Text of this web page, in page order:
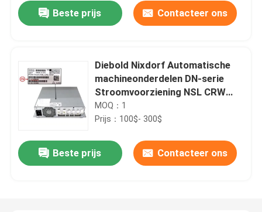
Producten
Ongeveer ons
Beste prijs Contacteer ons
Diebold Nixdorf Automatische
machineonderdelen DN-serie
Stroomvoorziening NSL CRW
703W 01750299984
1750299984
MOQ：1
Prijs：100$- 300$
Beste prijs Contacteer ons